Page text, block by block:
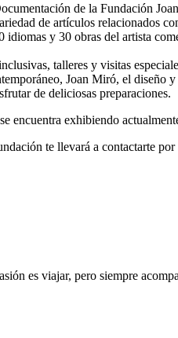
de la Fundación
de artículos relacionados
idiomas y 30 obras del artista
talleres y visitas
Joan Miró, el diseño
de deliciosas preparaciones.
encuentra exhibiendo
te llevará a contactarte
es viajar, pero siempre